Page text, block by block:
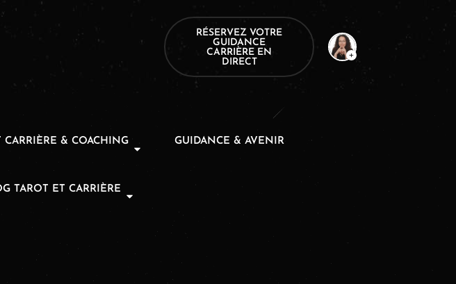
RÉSERVEZ VOTRE
GUIDANCE
CARRIÈRE EN
DIRECT
CARRIÈRE & COACHING GUIDANCE & AVENIR
TAROT ET CARRIÈRE